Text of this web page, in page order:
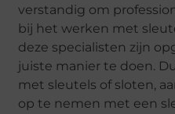
verstandig om
bij het werken met
deze specialisten zijn
juiste manier te doen.
met sleutels of sloten,
op te nemen met een